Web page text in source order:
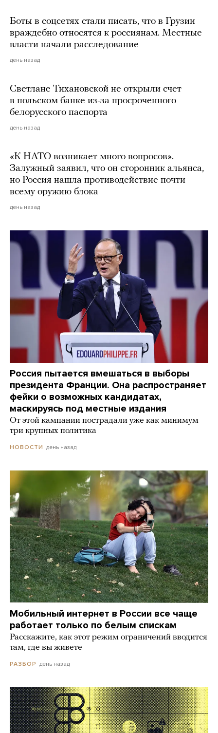
Боты в соцсетях стали писать, что в Грузии
враждебно относятся к россиянам. Местные
власти начали расследование
день назад
Светлане Тихановской не открыли счет
в польском банке из-за просроченного
белорусского паспорта
день назад
«К НАТО возникает много вопросов».
Залужный заявил, что он сторонник альянса,
но Россия нашла противодействие почти
всему оружию блока
день назад
Россия пытается вмешаться в выборы
президента Франции. Она распространяет
фейки о возможных кандидатах,
маскируясь под местные издания
От этой кампании пострадали уже как минимум
три крупных политика
НОВОСТИ день назад
Мобильный интернет в России все чаще
работает только по белым спискам
Расскажите, как этот режим ограничений вводится
там, где вы живете
РАЗБОР день назад